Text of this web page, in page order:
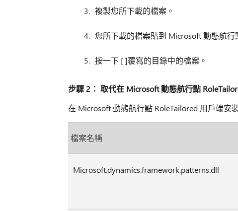
複製您所下載的檔案。
您所下載的檔案貼到 Microsoft 動態航行
按一下 []覆寫的目錄中的檔案。
步驟 2： 取代在 Microsoft 動態航行點
在 Microsoft 動態航行點 RoleTailored 用戶端安
檔案名稱
Microsoft.dynamics.framework.patterns.dll